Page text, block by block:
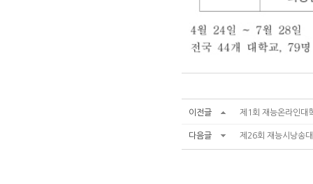
이전글 제1회 재능온라인대
다음글 제26회 재능시낭송